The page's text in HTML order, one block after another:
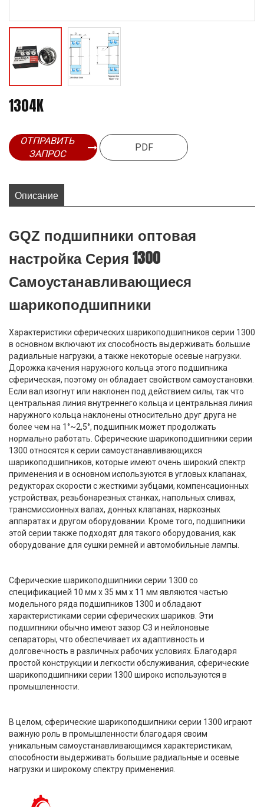
1304K
ОТПРАВИТЬ
ЗАПРОС
PDF
Описание
GQZ подшипники оптовая
настройка Серия 1300
Самоустанавливающиеся
шарикоподшипники
Характеристики сферических шарикоподшипников серии 1300
в основном включают их способность выдерживать большие
радиальные нагрузки, а также некоторые осевые нагрузки.
Дорожка качения наружного кольца этого подшипника
сферическая, поэтому он обладает свойством самоустановки.
Если вал изогнут или наклонен под действием силы, так что
центральная линия внутреннего кольца и центральная линия
наружного кольца наклонены относительно друг друга не
более чем на 1°~2,5°, подшипник может продолжать
нормально работать. Сферические шарикоподшипники серии
1300 относятся к серии самоустанавливающихся
шарикоподшипников, которые имеют очень широкий спектр
применения и в основном используются в угловых клапанах,
редукторах скорости с жесткими зубцами, компенсационных
устройствах, резьбонарезных станках, напольных сливах,
трансмиссионных валах, донных клапанах, наркозных
аппаратах и другом оборудовании. Кроме того, подшипники
этой серии также подходят для такого оборудования, как
оборудование для сушки ремней и автомобильные лампы.
Сферические шарикоподшипники серии 1300 со
спецификацией 10 мм x 35 мм x 11 мм являются частью
модельного ряда подшипников 1300 и обладают
характеристиками серии сферических шариков. Эти
подшипники обычно имеют зазор C3 и нейлоновые
сепараторы, что обеспечивает их адаптивность и
долговечность в различных рабочих условиях. Благодаря
простой конструкции и легкости обслуживания, сферические
шарикоподшипники серии 1300 широко используются в
промышленности.
В целом, сферические шарикоподшипники серии 1300 играют
важную роль в промышленности благодаря своим
уникальным самоустанавливающимся характеристикам,
способности выдерживать большие радиальные и осевые
нагрузки и широкому спектру применения.